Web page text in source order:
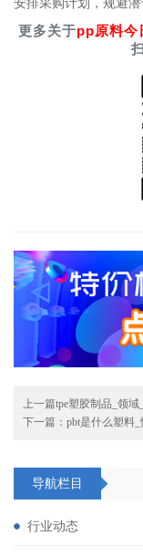
安排采购计划，规避潜
更多关于pp原料今
上一篇tpe塑胶制品_领
下一篇： pbt是什么塑料
导航栏目
行业动态